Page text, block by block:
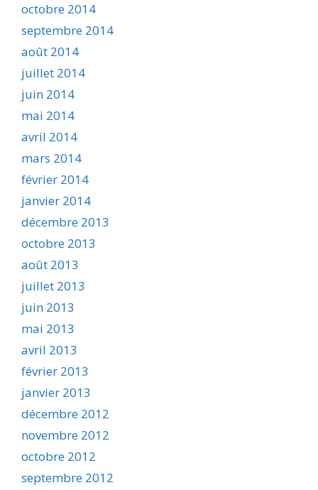
octobre 2014
septembre 2014
août 2014
juillet 2014
juin 2014
mai 2014
avril 2014
mars 2014
février 2014
janvier 2014
décembre 2013
octobre 2013
août 2013
juillet 2013
juin 2013
mai 2013
avril 2013
février 2013
janvier 2013
décembre 2012
novembre 2012
octobre 2012
septembre 2012